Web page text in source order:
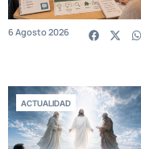
6 Agosto 2026
ACTUALIDAD